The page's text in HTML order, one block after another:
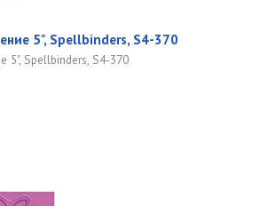
5", Spellbinders, S4-370
5", Spellbinders, S4-370